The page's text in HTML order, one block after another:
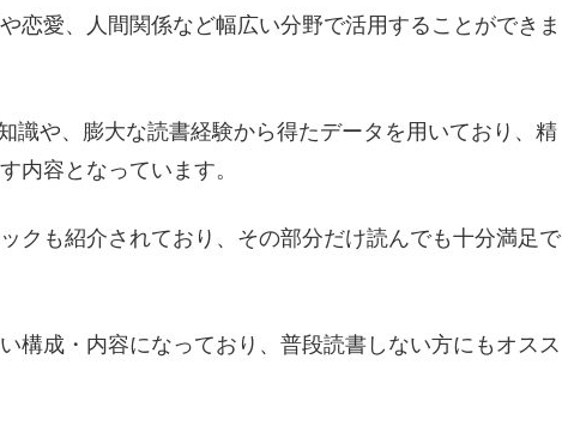
恋愛、人間関係など幅広い分野で活用することができま
識や、膨大な読書経験から得たデータを用いており、精
内容となっています。
クも紹介されており、その部分だけ読んでも十分満足で
構成・内容になっており、普段読書しない方にもオスス